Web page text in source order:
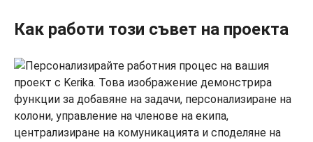
Как работи този съвет на проекта